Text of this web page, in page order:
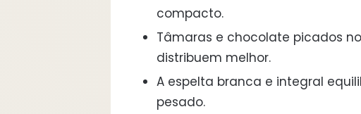
compacto.
Tâmaras e chocolate picados
distribuem melhor.
A espelta branca e integral
pesado.